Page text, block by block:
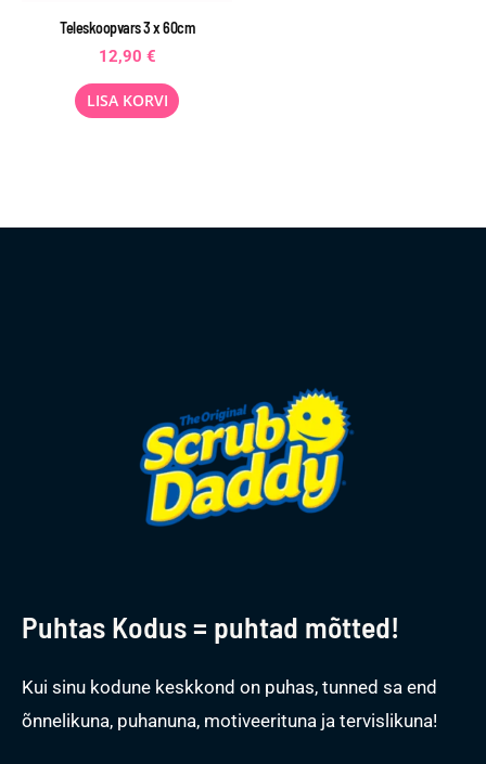
Teleskoopvars 3 x 60cm
12,90 €
LISA KORVI
Puhtas Kodus = puhtad mõtted!
Kui sinu kodune keskkond on puhas, tunned sa end
õnnelikuna, puhanuna, motiveerituna ja tervislikuna!